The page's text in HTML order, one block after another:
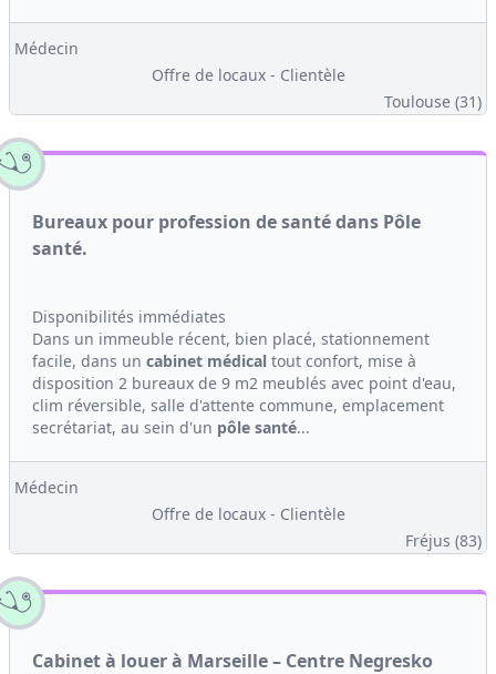
Médecin
Offre de locaux - Clientèle
Toulouse (31)
Bureaux pour profession de santé dans Pôle
santé.
Disponibilités immédiates
Dans un immeuble récent, bien placé, stationnement
facile, dans un cabinet médical tout confort, mise à
disposition 2 bureaux de 9 m2 meublés avec point d'eau,
clim réversible, salle d'attente commune, emplacement
secrétariat, au sein d'un pôle santé...
Médecin
Offre de locaux - Clientèle
Fréjus (83)
Cabinet à louer à Marseille – Centre Negresko